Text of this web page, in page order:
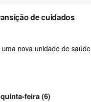
de cuidados
nova unidade de
feira (6)